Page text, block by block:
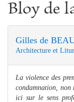
Bloy de
Gilles de
Architecture et
La violence des
condamnation, non
ici sur le sens